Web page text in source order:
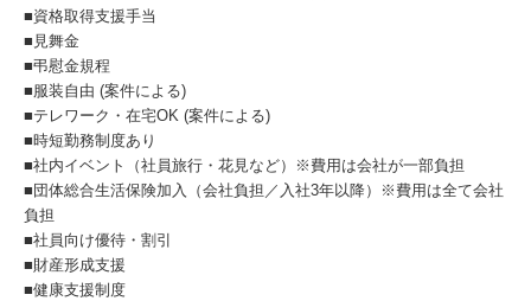
■資格取得支援手当
■見舞金
■弔慰金規程
■服装自由 (案件による)
■テレワーク・在宅OK (案件による)
■時短勤務制度あり
■社内イベント（社員旅行・花見など）※費用は会社が一部負担
■団体総合生活保険加入（会社負担／入社3年以降）※費用は全て会社
負担
■社員向け優待・割引
■財産形成支援
■健康支援制度